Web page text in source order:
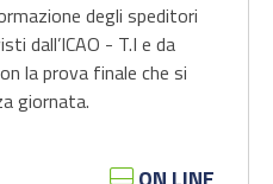
degli speditori
dall’ICAO - T.I e da
la prova finale che si
giornata.